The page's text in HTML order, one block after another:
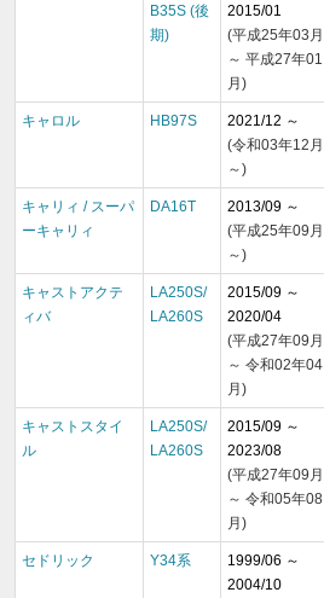
B35S (後
期)
2015/01
(平成25年03月
～ 平成27年01
月)
キャロル HB97S
2021/12 ～
(令和03年12月
～)
キャリィ / スーパ
ーキャリィ
DA16T
2013/09 ～
(平成25年09月
～)
キャストアクテ
ィバ
LA250S/
LA260S
2015/09 ～
2020/04
(平成27年09月
～ 令和02年04
月)
キャストスタイ
ル
LA250S/
LA260S
2015/09 ～
2023/08
(平成27年09月
～ 令和05年08
月)
セドリック Y34系
1999/06 ～
2004/10